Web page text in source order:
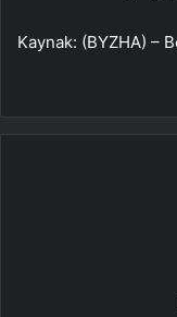
Kaynak: (BYZHA) –